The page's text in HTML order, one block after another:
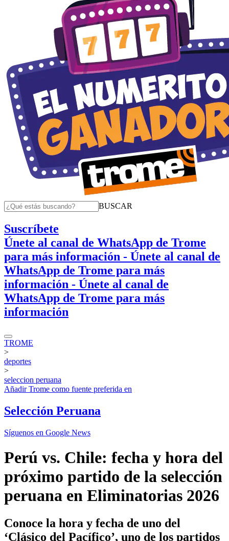
BUSCAR
Suscríbete
Únete al canal de WhatsApp de Trome
para más información - Únete al canal de
WhatsApp de Trome para más
información - Únete al canal de
WhatsApp de Trome para más
información
TROME
>
deportes
>
seleccion peruana
AñadirTrome como fuente preferida en
Selección Peruana
Síguenos en Google News
Perú vs. Chile: fecha y hora del
próximo partido de la selección
peruana en Eliminatorias 2026
Conoce la hora y fecha de uno del
‘Clásico del Pacífico’, uno de los partidos